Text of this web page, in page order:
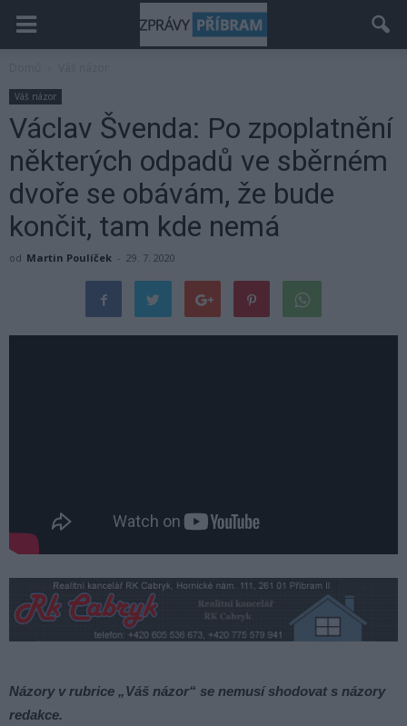
Váš názor
Václav Švenda: Po zpoplatnění
některých odpadů ve sběrném
dvoře se obávám, že bude
končit, tam kde nemá
od Martin Poulíček - 29. 7. 2020
Názory v rubrice „Váš názor“ se nemusí shodovat s názory
redakce.